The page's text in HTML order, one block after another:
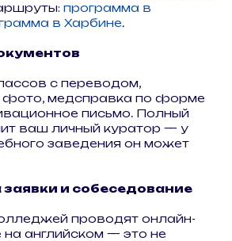
программа в
в Харбине.
с переводом,
фото, медсправка по форме
письмо. Полный
ваш личный куратор — у
заведения он может
и собеседование
проводят онлайн-
английском — это не